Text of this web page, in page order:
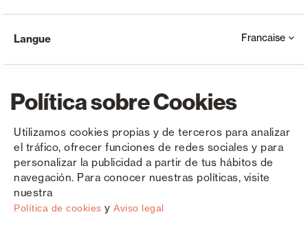
Política sobre Cookies
Utilizamos cookies propias y de terceros para analizar
el tráfico, ofrecer funciones de redes sociales y para
personalizar la publicidad a partir de tus hábitos de
navegación. Para conocer nuestras políticas, visite
nuestra
Política de cookies y Aviso legal
Copyright © Saxun 2023 - 2026 Politique de confidentialité Avis juridique Cookies
Langue Francaise